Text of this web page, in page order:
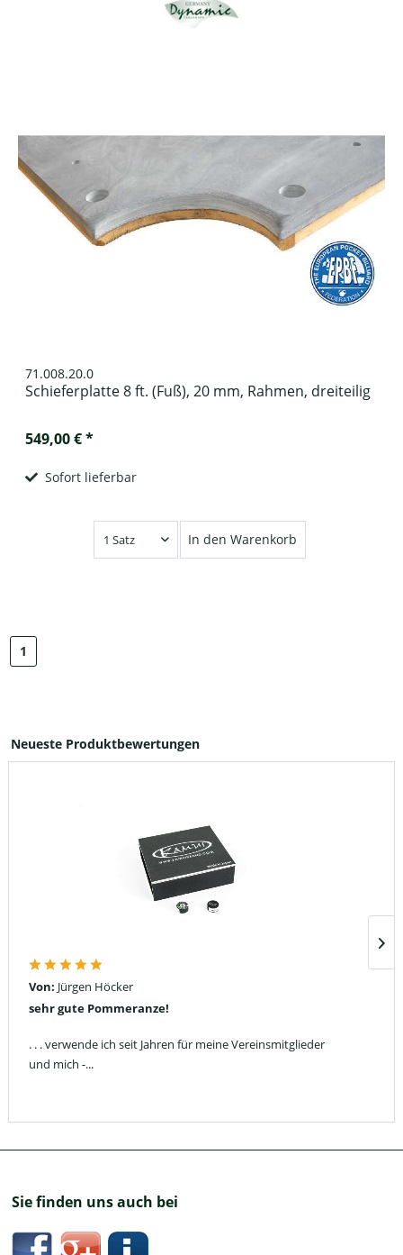
71.008.20.0
Schieferplatte 8 ft. (Fuß), 20 mm, Rahmen, dreiteilig
549,00 € *
Sofort lieferbar
In den Warenkorb
1
Neueste Produktbewertungen
Von: Jürgen Höcker
sehr gute Pommeranze!
. . . verwende ich seit Jahren für meine Vereinsmitglieder
und mich -...
Sie finden uns auch bei